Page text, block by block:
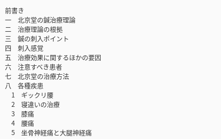
前書き
一 北京堂の鍼治療理論
二 治療理論の根拠
三 鍼の刺入ポイント
四 刺入感覚
五 治療効果に関するほかの要因
六 注意すべき患者
七 北京堂の治療方法
八 各種疾患
1 ギックリ腰
2 寝違いの治療
3 膝痛
4 腰痛
5 坐骨神経痛と大腿神経痛